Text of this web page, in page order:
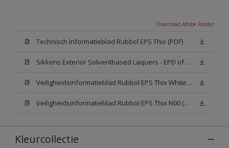
Download Adobe Reader
Technisch Informatieblad Rubbol EPS Thix (PDF)
Sikkens Exterior Solventbased Laquers - EPD of Milieuproductverklaring
Veiligheidsinformatieblad Rubbol EPS Thix White W05 (MSDS)
Veiligheidsinformatieblad Rubbol EPS Thix N00 (MSDS)
Kleurcollectie